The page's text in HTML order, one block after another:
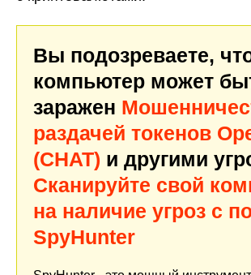
Вы подозреваете,
компьютер может
заражен
раздачей токенов
(CHAT) и другими
Сканируйте свой
на наличие угроз с
SpyHunter